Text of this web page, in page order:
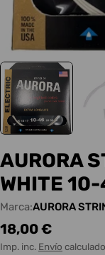
AURORA
WHITE
Marca:AURORA
Precio
habitual
18,00 €
Imp. inc. Envío